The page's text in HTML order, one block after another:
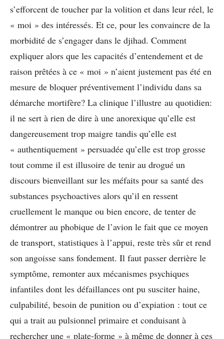
s’efforcent de toucher par la volition et dans leur réel, le
« moi » des intéressés. Et ce, pour les convaincre de la
morbidité de s’engager dans le djihad. Comment
expliquer alors que les capacités d’entendement et de
raison prêtées à ce « moi » n’aient justement pas été en
mesure de bloquer préventivement l’individu dans sa
démarche mortifère? La clinique l’illustre au quotidien:
il ne sert à rien de dire à une anorexique qu’elle est
dangereusement trop maigre tandis qu’elle est
« authentiquement » persuadée qu’elle est trop grosse
tout comme il est illusoire de tenir au drogué un
discours bienveillant sur les méfaits pour sa santé des
substances psychoactives alors qu’il en ressent
cruellement le manque ou bien encore, de tenter de
démontrer au phobique de l’avion le fait que ce moyen
de transport, statistiques à l’appui, reste très sûr et rend
son angoisse sans fondement. Il faut passer derrière le
symptôme, remonter aux mécanismes psychiques
infantiles dont les défaillances ont pu susciter haine,
culpabilité, besoin de punition ou d’expiation : tout ce
qui a trait au pulsionnel primaire et conduisant à
rechercher une « plate-forme » à même de donner à ces